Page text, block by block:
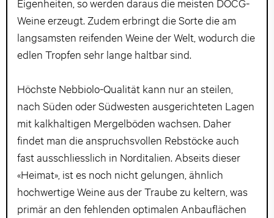
Weine erzeugt. Zudem erbringt die Sorte die am
langsamsten reifenden Weine der Welt, wodurch die
edlen Tropfen sehr lange haltbar sind.
Höchste Nebbiolo-Qualität kann nur an steilen,
nach Süden oder Südwesten ausgerichteten Lagen
mit kalkhaltigen Mergelböden wachsen. Daher
findet man die anspruchsvollen Rebstöcke auch
fast ausschliesslich in Norditalien. Abseits dieser
«Heimat», ist es noch nicht gelungen, ähnlich
hochwertige Weine aus der Traube zu keltern, was
primär an den fehlenden optimalen Anbauflächen